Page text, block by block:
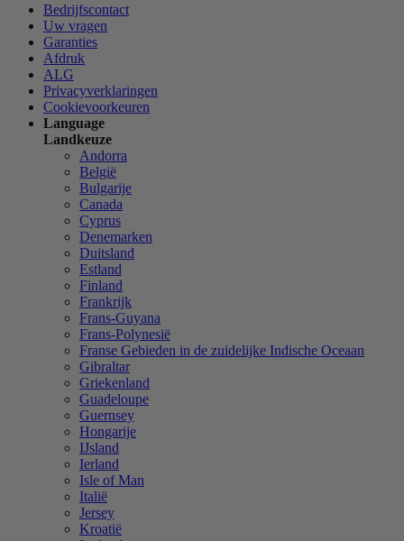
Bedrijfscontact
Uw vragen
Garanties
Afdruk
ALG
Privacyverklaringen
Cookievoorkeuren
Language
Landkeuze
Andorra
België
Bulgarije
Canada
Cyprus
Denemarken
Duitsland
Estland
Finland
Frankrijk
Frans-Guyana
Frans-Polynesië
Franse Gebieden in de zuidelijke Indische Oceaan
Gibraltar
Griekenland
Guadeloupe
Guernsey
Hongarije
IJsland
Ierland
Isle of Man
Italië
Jersey
Kroatië